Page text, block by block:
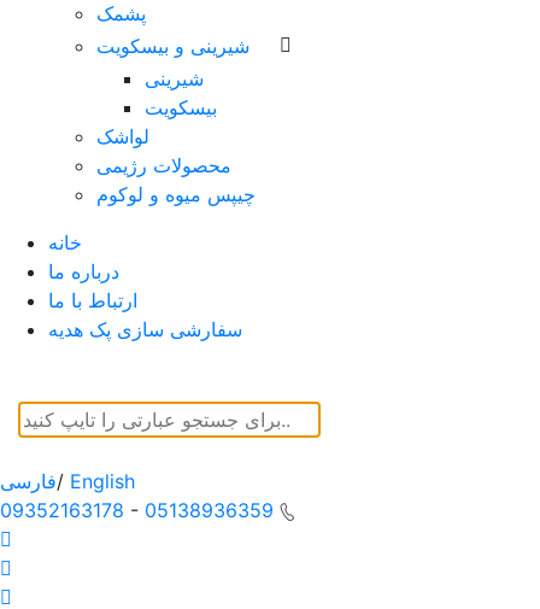
پشمک
شیرینی و بیسکویت
شیرینی
بیسکویت
لواشک
محصولات رژیمی
چیپس میوه و لوکوم
خانه
درباره ما
ارتباط با ما
سفارشی سازی پک هدیه
فارسی/ English
09352163178 - 05138936359